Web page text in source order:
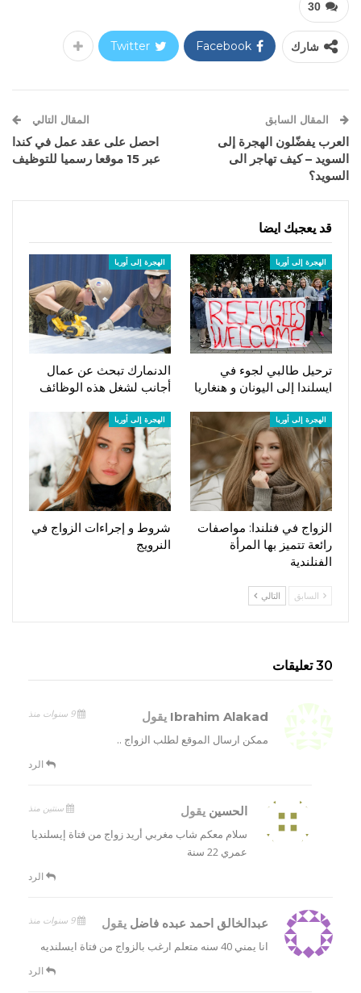
30
شارك Facebook
Twitter
المقال السابق
العرب يفضّلون الهجرة إلى
السويد – كيف تهاجر الى
السويد؟
المقال التالي
احصل على عقد عمل في كندا
عبر 15 موقعا رسميا للتوظيف
قد يعجبك ايضا
الهجرة إلى أوربا
ترحيل طالبي لجوء في
ايسلندا إلى اليونان و هنغاريا
الهجرة إلى أوربا
الدنمارك تبحث عن عمال
أجانب لشغل هذه الوظائف
الهجرة إلى أوربا
الزواج في فنلندا: مواصفات
رائعة تتميز بها المرأة
الفنلندية
الهجرة إلى أوربا
شروط و إجراءات الزواج في
النرويج
السابق التالي
30 تعليقات
Ibrahim Alakad يقول 9 سنوات منذ
ممكن ارسال الموقع لطلب الزواج ..
الرد
الحسينيقول سنتين منذ
سلام معكم شاب مغربي أريد زواج من فتاة إيسلنديا
عمري 22 سنة
الرد
عبدالخالق احمد عبده فاضل يقول 9 سنوات منذ
انا يمني 40 سنه متعلم ارغب بالزواج من فتاة ايسلنديه
الرد